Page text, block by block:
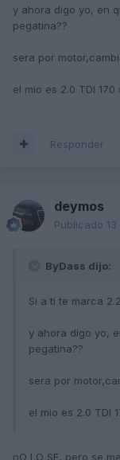
y ahora digo yo, en
pegatina??
sera por
el mio es 2.0 TDI
Responder
deymos
Publicado
ByDass dijo:
Si a ti te marca
y ahora digo yo,
pegatina??
sera por
el mio es 2.0 TDI
nO LO SE, pero se